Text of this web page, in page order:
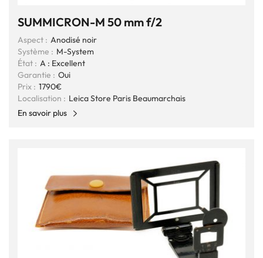
SUMMICRON-M 50 mm f/2
Aspect : Anodisé noir
Système : M-System
État : A : Excellent
Garantie : Oui
Prix : 1790€
Localisation : Leica Store Paris Beaumarchais
En savoir plus